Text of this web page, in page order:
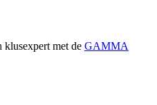
met de GAMMA